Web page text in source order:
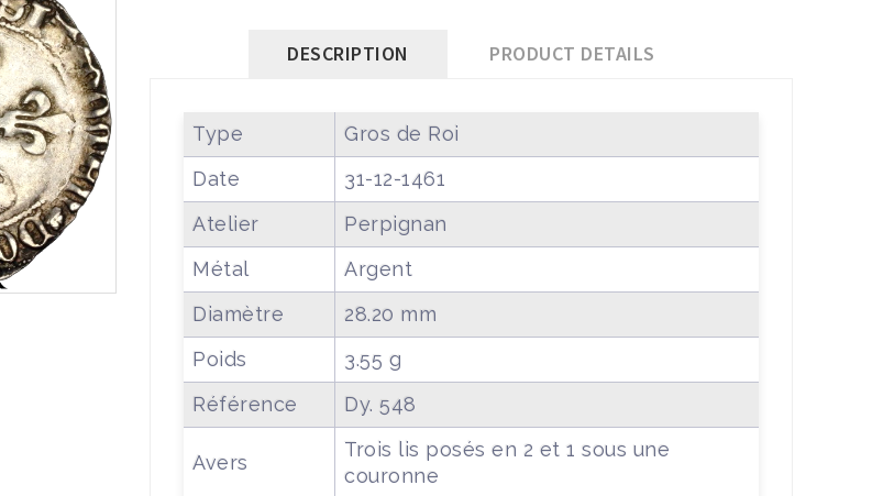
DESCRIPTION PRODUCT DETAILS
Type
Gros de Roi
Date
31-12-1461
Atelier
Perpignan
Métal
Argent
Diamètre
28.20 mm
Poids
3.55 g
Référence
Dy. 548
Avers
Trois lis posés en 2 et 1 sous une
couronne